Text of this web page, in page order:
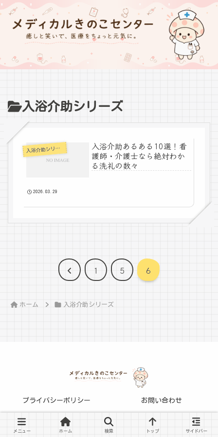
入浴介助シリーズ
入
浴介助シリーズ
入浴介助あるある10選！看
護師・介護士なら絶対わか
る洗礼の数々
2026.03.29
前
1 5 6
ホーム 入浴介助シリーズ
プライバシーポリシー お問い合わせ
© 2025 メディカルきのこセンター.
メニュー ホーム 検索 トップ サイドバー